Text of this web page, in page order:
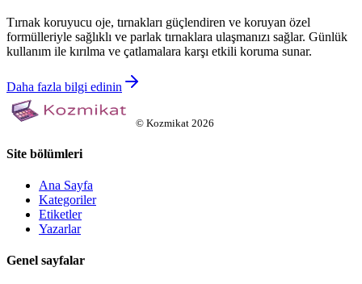
Tırnak koruyucu oje, tırnakları güçlendiren ve koruyan özel
formülleriyle sağlıklı ve parlak tırnaklara ulaşmanızı sağlar. Günlük
kullanım ile kırılma ve çatlamalara karşı etkili koruma sunar.
Daha fazla bilgi edinin
© Kozmikat 2026
Site bölümleri
Ana Sayfa
Kategoriler
Etiketler
Yazarlar
Genel sayfalar